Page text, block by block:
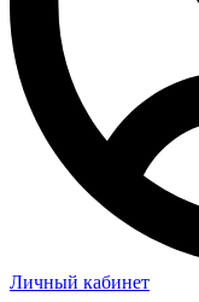
Личный кабинет